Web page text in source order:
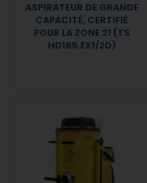
ASPIRATEUR DE GRANDE
CAPACITÉ, CERTIFIÉ
POUR LA ZONE 21 (TS
HD185 EX1/2D)